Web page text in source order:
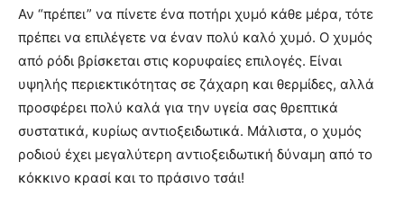
Αν “πρέπει” να πίνετε ένα ποτήρι χυμό κάθε μέρα, τότε
πρέπει να επιλέγετε να έναν πολύ καλό χυμό. Ο χυμός
από ρόδι βρίσκεται στις κορυφαίες επιλογές. Είναι
υψηλής περιεκτικότητας σε ζάχαρη και θερμίδες, αλλά
προσφέρει πολύ καλά για την υγεία σας θρεπτικά
συστατικά, κυρίως αντιοξειδωτικά. Μάλιστα, ο χυμός
ροδιού έχει μεγαλύτερη αντιοξειδωτική δύναμη από το
κόκκινο κρασί και το πράσινο τσάι!